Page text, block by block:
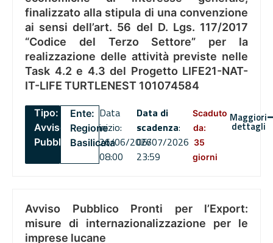
finalizzato alla stipula di una convenzione
ai sensi dell’art. 56 del D. Lgs. 117/2017
“Codice del Terzo Settore” per la
realizzazione delle attività previste nelle
Task 4.2 e 4.3 del Progetto LIFE21-NAT-
IT-LIFE TURTLENEST 101074584
Tipo:
Avviso
Pubblico
Ente:
Regione
Basilicata
Data
inizio:
26/06/2026
08:00
Data di
scadenza:
06/07/2026
23:59
Scaduto
da:
35
giorni
Maggiori
dettagli
Avviso Pubblico Pronti per l’Export:
misure di internazionalizzazione per le
imprese lucane